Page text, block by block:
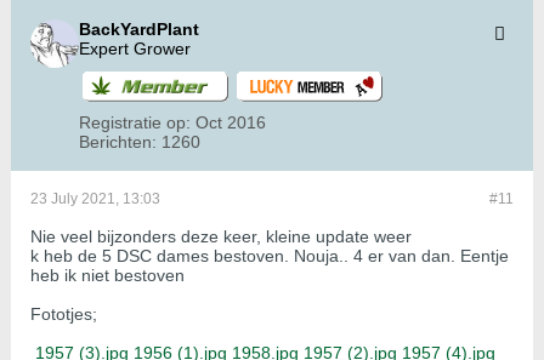
BackYardPlant
Expert Grower
Registratie op: Oct 2016
Berichten: 1260
#11
23 July 2021, 13:03
Nie veel bijzonders deze keer, kleine update weer
k heb de 5 DSC dames bestoven. Nouja.. 4 er van dan. Eentje
heb ik niet bestoven
Fototjes;
1957 (3).jpg 1956 (1).jpg 1958.jpg 1957 (2).jpg 1957 (4).jpg